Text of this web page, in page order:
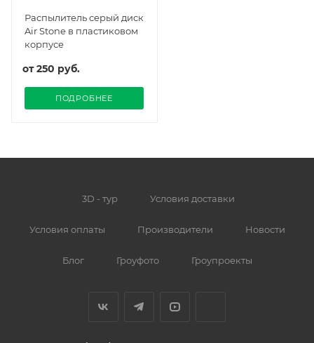
Распылитель серый диск
Air Stone в пластиковом
корпусе
от250 руб.
ПОДРОБНЕЕ
3D - тур Условия доставки
Условия оплаты Производители Новости
Блог Гроуфото Гроупроекты